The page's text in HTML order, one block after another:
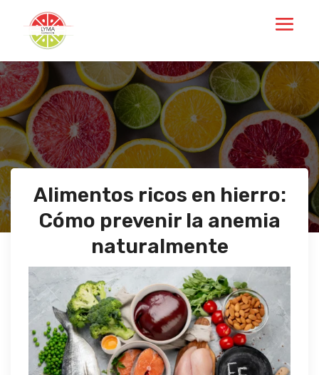
Alimentos ricos en hierro:
Cómo prevenir la anemia
naturalmente